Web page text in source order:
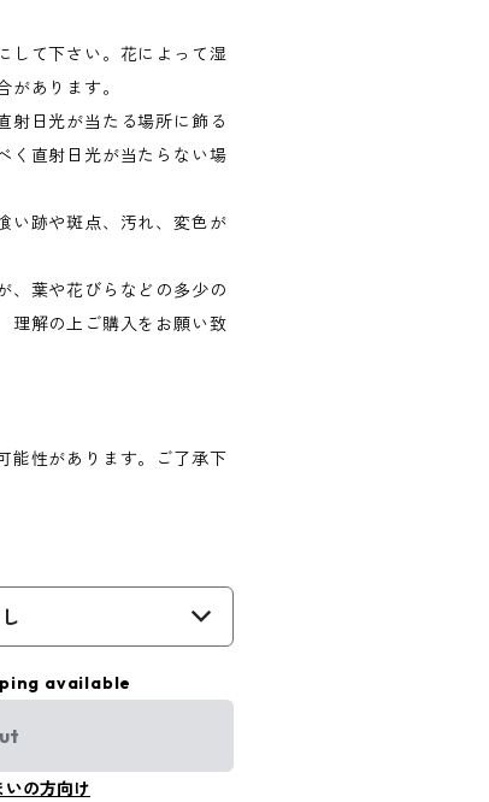
して下さい。花によって湿
あります。
日光が当たる場所に飾る
く直射日光が当たらない場
い跡や斑点、汚れ、変色が
、葉や花びらなどの多少の
解の上ご購入をお願い致
能性があります。ご了承下
available
いの方向け